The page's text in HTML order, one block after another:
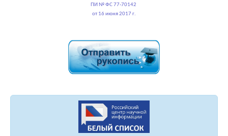
ПИ № ФС 77-70142
от 16 июня 2017 г.